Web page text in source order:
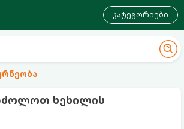
კატეგორიები
ხეხილის